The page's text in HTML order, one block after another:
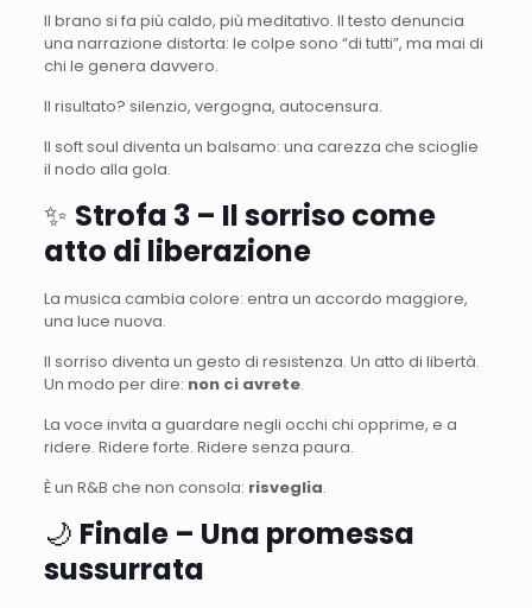
Il brano si fa più caldo, più meditativo. Il testo denuncia
una narrazione distorta: le colpe sono “di tutti”, ma mai di
chi le genera davvero.
Il risultato? silenzio, vergogna, autocensura.
Il soft soul diventa un balsamo: una carezza che scioglie
il nodo alla gola.
✨ Strofa 3 – Il sorriso come
atto di liberazione
La musica cambia colore: entra un accordo maggiore,
una luce nuova.
Il sorriso diventa un gesto di resistenza. Un atto di libertà.
Un modo per dire: non ci avrete.
La voce invita a guardare negli occhi chi opprime, e a
ridere. Ridere forte. Ridere senza paura.
È un R&B che non consola: risveglia.
🌙 Finale – Una promessa
sussurrata